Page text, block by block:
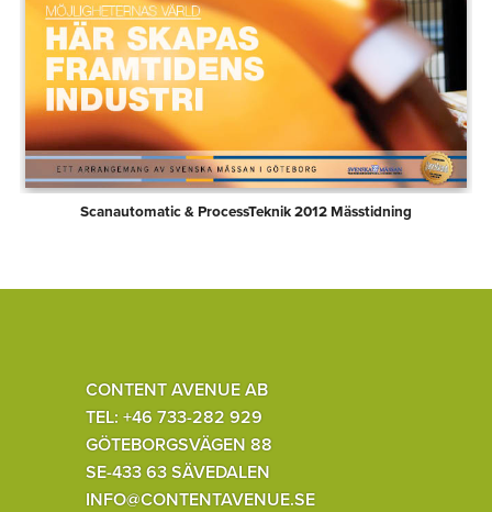
Scanautomatic & ProcessTeknik 2012 Mässtidning
CONTENT AVENUE AB
TEL: +46 733-282 929
GÖTEBORGSVÄGEN 88
SE-433 63 SÄVEDALEN
INFO@CONTENTAVENUE.SE